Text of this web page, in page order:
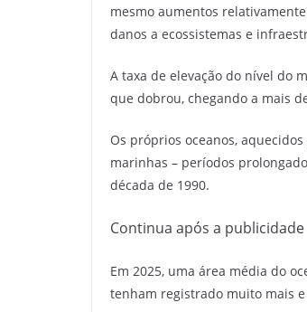
mesmo aumentos
danos a ecossistemas e
A taxa de elevação do nível do
que dobrou, chegando a mais
Os próprios oceanos,
marinhas – períodos
década de 1990.
Continua após a publicidade
Em 2025, uma área média do
tenham registrado muito mais